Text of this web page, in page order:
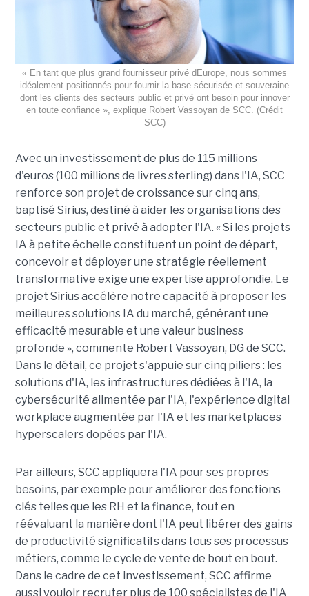
« En tant que plus grand fournisseur privé dEurope, nous sommes
idéalement positionnés pour fournir la base sécurisée et souveraine
dont les clients des secteurs public et privé ont besoin pour innover
en toute confiance », explique Robert Vassoyan de SCC. (Crédit
SCC)
Avec un investissement de plus de 115 millions
d'euros (100 millions de livres sterling) dans l'IA, SCC
renforce son projet de croissance sur cinq ans,
baptisé Sirius, destiné à aider les organisations des
secteurs public et privé à adopter l'IA. « Si les projets
IA à petite échelle constituent un point de départ,
concevoir et déployer une stratégie réellement
transformative exige une expertise approfondie. Le
projet Sirius accélère notre capacité à proposer les
meilleures solutions IA du marché, générant une
efficacité mesurable et une valeur business
profonde », commente Robert Vassoyan, DG de SCC.
Dans le détail, ce projet s'appuie sur cinq piliers : les
solutions d'IA, les infrastructures dédiées à l'IA, la
cybersécurité alimentée par l'IA, l'expérience digital
workplace augmentée par l'IA et les marketplaces
hyperscalers dopées par l'IA.
Par ailleurs, SCC appliquera l'IA pour ses propres
besoins, par exemple pour améliorer des fonctions
clés telles que les RH et la finance, tout en
réévaluant la manière dont l'IA peut libérer des gains
de productivité significatifs dans tous ses processus
métiers, comme le cycle de vente de bout en bout.
Dans le cadre de cet investissement, SCC affirme
aussi vouloir recruter plus de 100 spécialistes de l'IA